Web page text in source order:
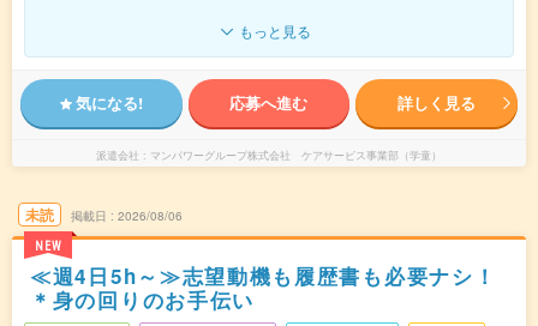
もっと見る
気になる! 応募へ進む 詳しく見る
派遣会社 マンパワーグループ株式会社 ケアサービス事業部（学童）
未読
NEW
掲載日 2026/08/06
≪週4日5h～≫志望動機も履歴書も必要ナシ！
＊身の回りのお手伝い